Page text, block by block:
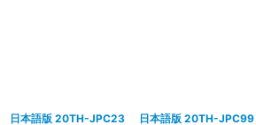
日本語版 20TH-JPC23
日本語版 20TH-JPC99